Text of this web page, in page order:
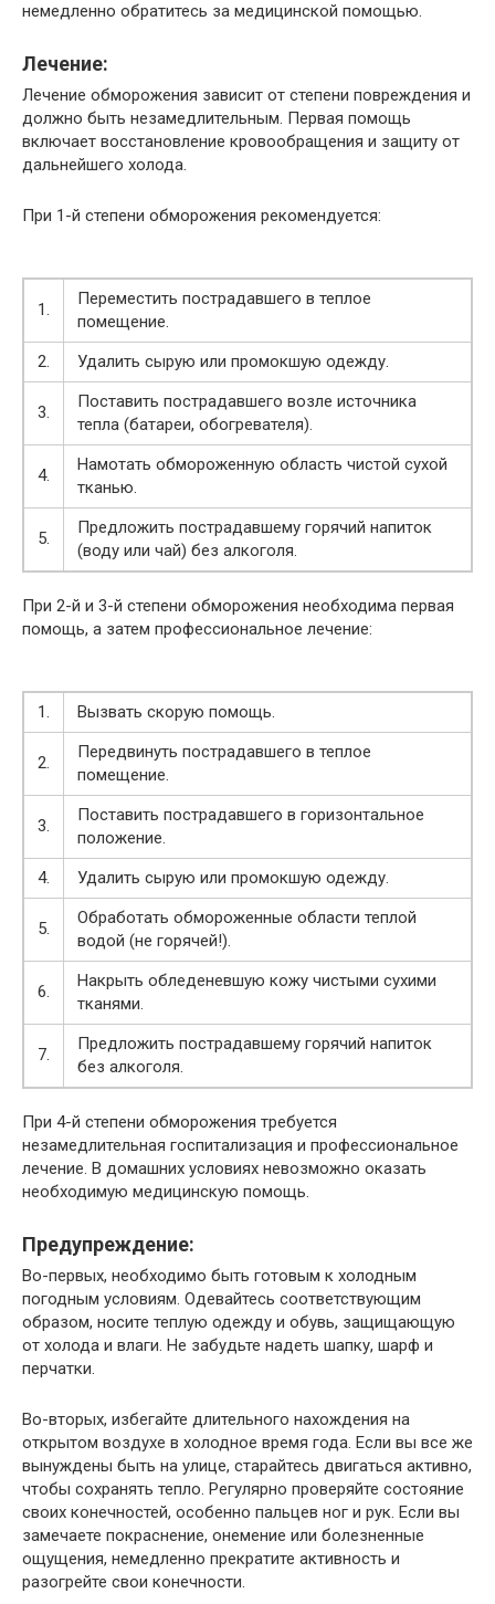
немедленно обратитесь за медицинской помощью.
Лечение:
Лечение обморожения зависит от степени повреждения и
должно быть незамедлительным. Первая помощь
включает восстановление кровообращения и защиту от
дальнейшего холода.
При 1-й степени обморожения рекомендуется:
1.
Переместить пострадавшего в теплое
помещение.
2.
Удалить сырую или промокшую одежду.
3.
Поставить пострадавшего возле источника
тепла (батареи, обогревателя).
4.
Намотать обмороженную область чистой сухой
тканью.
5.
Предложить пострадавшему горячий напиток
(воду или чай) без алкоголя.
При 2-й и 3-й степени обморожения необходима первая
помощь, а затем профессиональное лечение:
1. Вызвать скорую помощь.
2.
Передвинуть пострадавшего в теплое
помещение.
3.
Поставить пострадавшего в горизонтальное
положение.
4.
Удалить сырую или промокшую одежду.
5.
Обработать обмороженные области теплой
водой (не горячей!).
6.
Накрыть обледеневшую кожу чистыми сухими
тканями.
7.
Предложить пострадавшему горячий напиток
без алкоголя.
При 4-й степени обморожения требуется
незамедлительная госпитализация и профессиональное
лечение. В домашних условиях невозможно оказать
необходимую медицинскую помощь.
Предупреждение:
Во-первых, необходимо быть готовым к холодным
погодным условиям. Одевайтесь соответствующим
образом, носите теплую одежду и обувь, защищающую
от холода и влаги. Не забудьте надеть шапку, шарф и
перчатки.
Во-вторых, избегайте длительного нахождения на
открытом воздухе в холодное время года. Если вы все же
вынуждены быть на улице, старайтесь двигаться активно,
чтобы сохранять тепло. Регулярно проверяйте состояние
своих конечностей, особенно пальцев ног и рук. Если вы
замечаете покраснение, онемение или болезненные
ощущения, немедленно прекратите активность и
разогрейте свои конечности.